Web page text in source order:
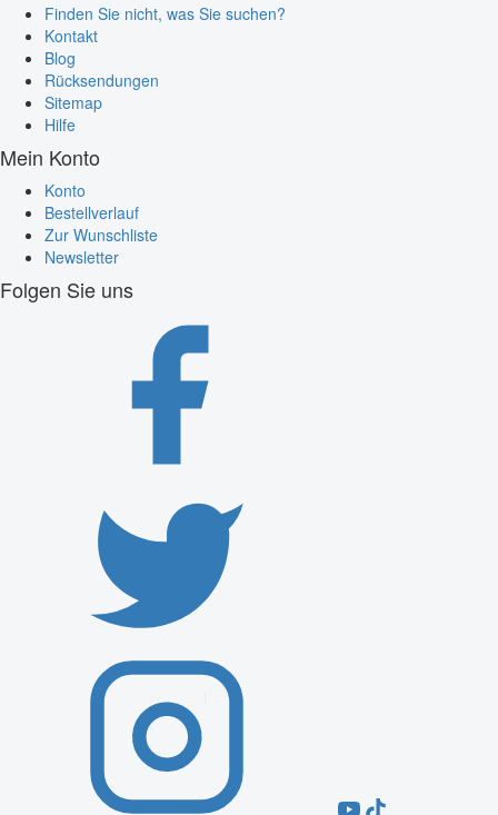
Finden Sie nicht, was Sie suchen?
Kontakt
Blog
Rücksendungen
Sitemap
Hilfe
Mein Konto
Konto
Bestellverlauf
Zur Wunschliste
Newsletter
Folgen Sie uns